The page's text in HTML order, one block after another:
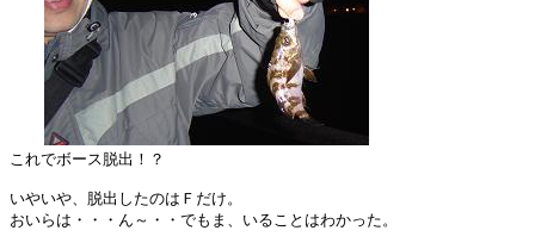
これでボース脱出！？
いやいや、脱出したのはＦだけ。
おいらは・・・ん～・・でもま、いることはわかった。